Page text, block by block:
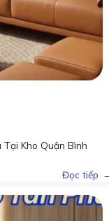
Kho Quận Bình
Đọc tiếp